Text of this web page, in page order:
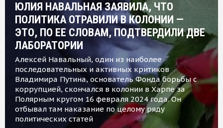
ЮЛИЯ НАВАЛЬНАЯ ЗАЯВИЛА, ЧТО
ПОЛИТИКА ОТРАВИЛИ В КОЛОНИИ —
ЭТО, ПО ЕЕ СЛОВАМ, ПОДТВЕРДИЛИ ДВЕ
ЛАБОРАТОРИИ
Алексей Навальный, один из наиболее
последовательных и активных критиков
Владимира Путина, основатель Фонда борьбы с
коррупцией, скончался в колонии в Харпе за
Полярным кругом 16 февраля 2024 года. Он
отбывал там наказание по целому ряду
политических статей